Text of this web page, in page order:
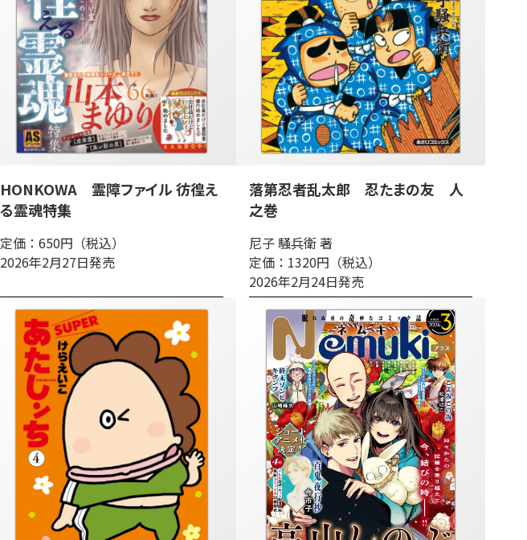
HONKOWA 霊障ファイル 彷徨え
る霊魂特集
定価：650円（税込）
2026年2月27日発売
落第忍者乱太郎 忍たまの友 人
之巻
尼子 騒兵衛 著
定価：1320円（税込）
2026年2月24日発売